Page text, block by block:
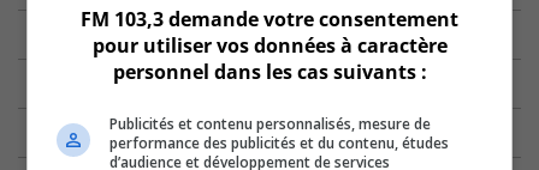
FM 103,3 demande votre consentement
pour utiliser vos données à caractère
personnel dans les cas suivants :
Publicités et contenu personnalisés, mesure de
performance des publicités et du contenu, études
d’audience et développement de services